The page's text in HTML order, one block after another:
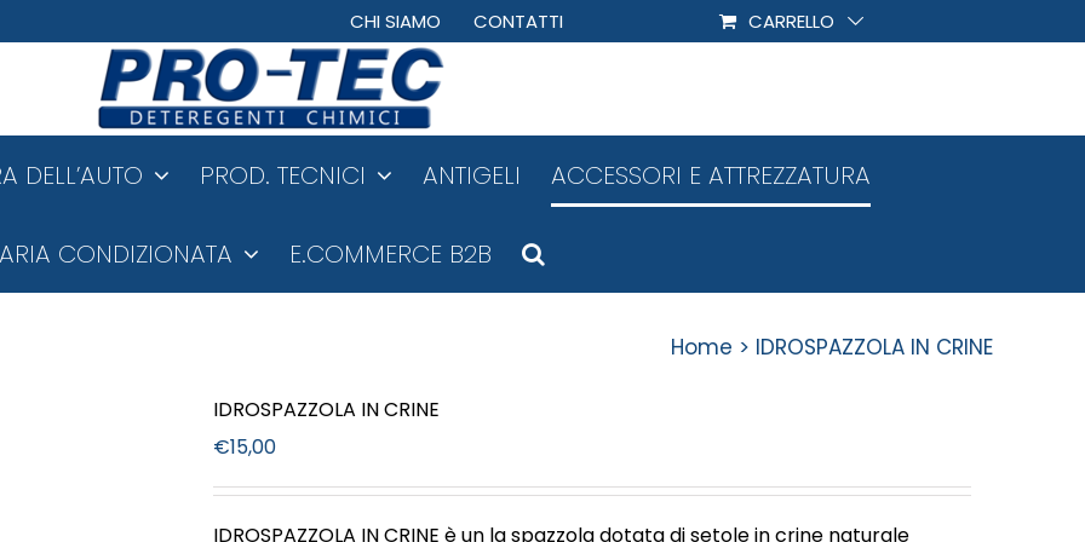
CHI SIAMO CONTATTI CARRELLO
DELL’AUTO PROD. TECNICI ANTIGELI ACCESSORI E ATTREZZATURA
ARIA CONDIZIONATA E.COMMERCE B2B
Home IDROSPAZZOLA IN CRINE
IDROSPAZZOLA IN CRINE
€15,00
IDROSPAZZOLA IN CRINE è un la spazzola dotata di setole in crine naturale